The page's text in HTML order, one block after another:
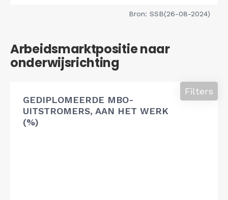
Bron: SSB(26-08-2024)
Arbeidsmarktpositie naar
onderwijsrichting
GEDIPLOMEERDE MBO-
UITSTROMERS, AAN HET WERK
(%)
Filters